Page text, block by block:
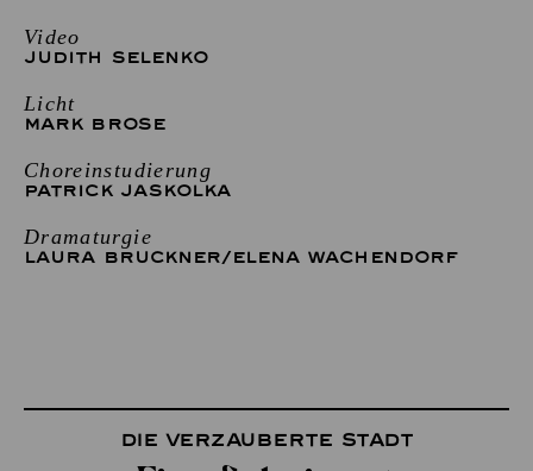
Video
JUDITH SELENKO
Licht
MARK BROSE
Choreinstudierung
PATRICK JASKOLKA
Dramaturgie
LAURA BRUCKNER/ELENA WACHENDORF
Die verzauberte Stadt